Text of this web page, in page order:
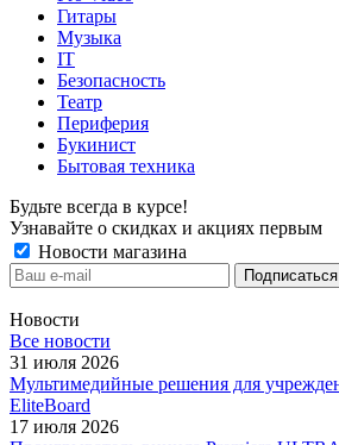
Гитары
Музыка
IT
Безопасность
Театр
Периферия
Букинист
Бытовая техника
Будьте всегда в курсе!
Узнавайте о скидках и акциях первым
Новости магазина
Новости
Все новости
31 июля 2026
Мультимедийные решения для
EliteBoard
17 июля 2026